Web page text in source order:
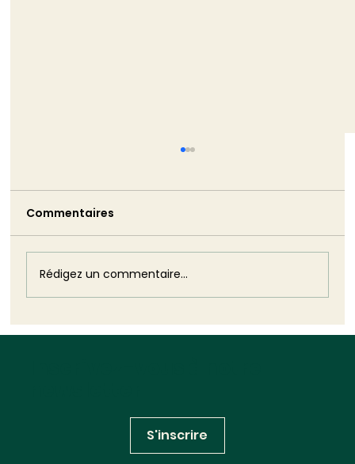
l’aurait été son silence
Monique Barbut a annoncé sa démission.
Puis elle est restée. Cette volte-face est
plus dommageable que n'aurait pu l'être
son silence : elle révèle, dans toute sa
brutalité, l'impuissance structurelle
Commentaires
Rédigez un commentaire...
S'inscrire